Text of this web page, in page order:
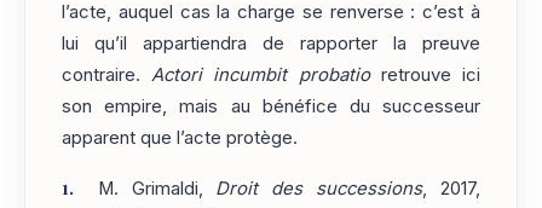
l’acte, auquel cas la charge se renverse : c’est à
lui qu’il appartiendra de rapporter la preuve
contraire.Actori incumbit probatioretrouve ici
son empire, mais au bénéfice du successeur
apparent que l’acte protège.
M. Grimaldi, Droit des successions, 2017,